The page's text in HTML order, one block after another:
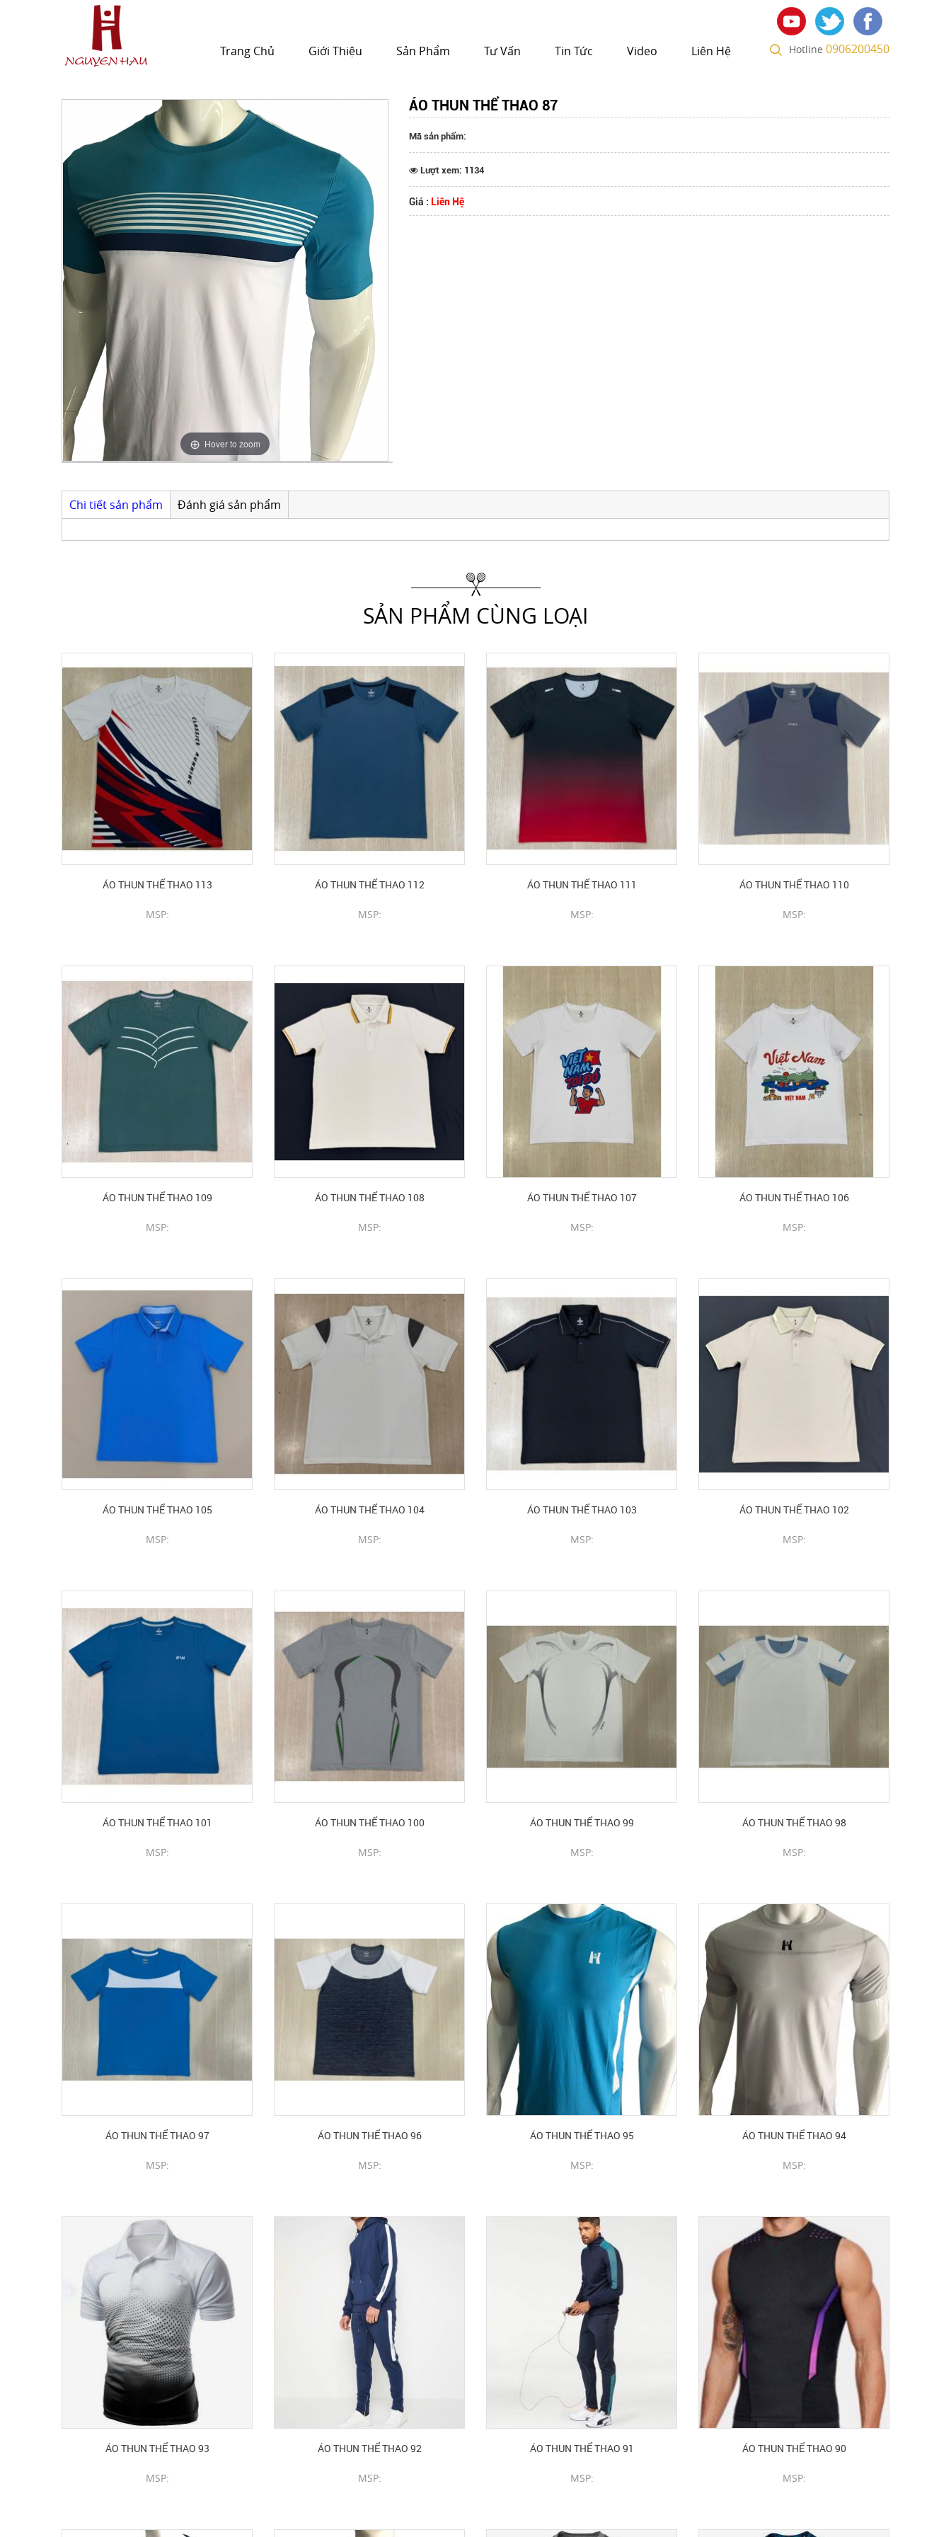
Trang Chủ Giới Thiệu Sản Phẩm Tư Vấn Tin Tức Video Liên Hệ Hotline 0906200450
Hover to zoom
ÁO THUN THỂ THAO 87
Mã sản phẩm:
Lượt xem: 1134
Giá : Liên Hệ
Chi tiết sản phẩm Đánh giá sản phẩm
SẢN PHẨM CÙNG LOẠI
ÁO THUN THỂ THAO 113
MSP:
ÁO THUN THỂ THAO 112
MSP:
ÁO THUN THỂ THAO 111
MSP:
ÁO THUN THỂ THAO 110
MSP:
ÁO THUN THỂ THAO 109
MSP:
ÁO THUN THỂ THAO 108
MSP:
ÁO THUN THỂ THAO 107
MSP:
ÁO THUN THỂ THAO 106
MSP:
ÁO THUN THỂ THAO 105
MSP:
ÁO THUN THỂ THAO 104
MSP:
ÁO THUN THỂ THAO 103
MSP:
ÁO THUN THỂ THAO 102
MSP:
ÁO THUN THỂ THAO 101
MSP:
ÁO THUN THỂ THAO 100
MSP:
ÁO THUN THỂ THAO 99
MSP:
ÁO THUN THỂ THAO 98
MSP:
ÁO THUN THỂ THAO 97
MSP:
ÁO THUN THỂ THAO 96
MSP:
ÁO THUN THỂ THAO 95
MSP:
ÁO THUN THỂ THAO 94
MSP:
ÁO THUN THỂ THAO 93
MSP:
ÁO THUN THỂ THAO 92
MSP:
ÁO THUN THỂ THAO 91
MSP:
ÁO THUN THỂ THAO 90
MSP: